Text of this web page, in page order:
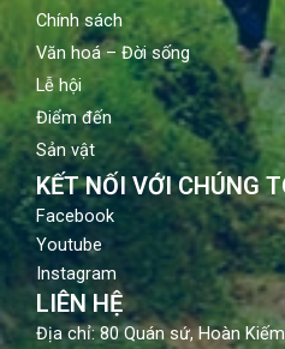
Chính sách
Văn hoá – Đời sống
Lễ hội
Điểm đến
Sản vật
KẾT NỐI VỚI CHÚNG
Facebook
Youtube
Instagram
LIÊN HỆ
Địa chỉ: 80 Quán sứ, Hoàn